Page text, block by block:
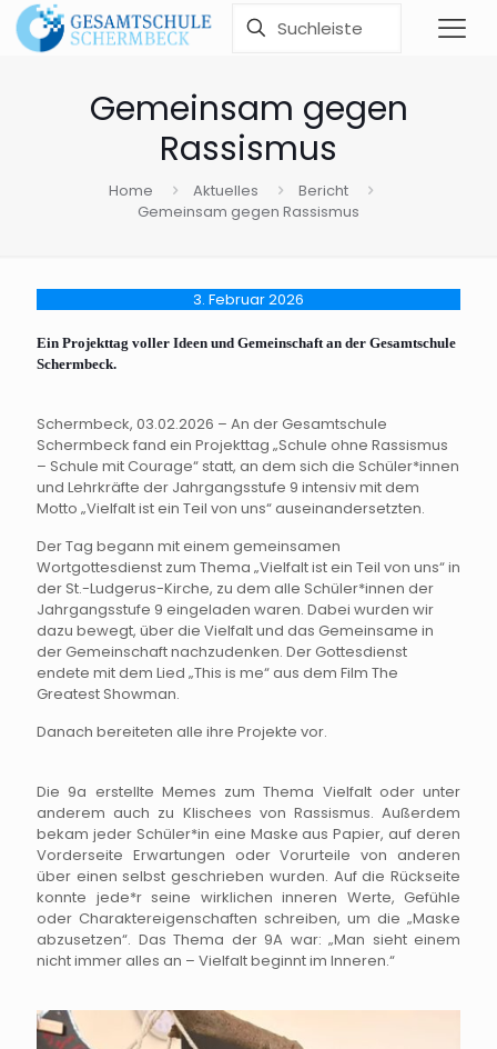
Gemeinsam gegen
Rassismus
Home Aktuelles
Bericht
Gemeinsam gegen Rassismus
3. Februar 2026
Ein Projekttag voller Ideen und Gemeinschaft an der Gesamtschule
Schermbeck.
Schermbeck, 03.02.2026 – An der Gesamtschule
Schermbeck fand ein Projekttag „Schule ohne Rassismus
– Schule mit Courage“ statt, an dem sich die Schüler*innen
und Lehrkräfte der Jahrgangsstufe 9 intensiv mit dem
Motto „Vielfalt ist ein Teil von uns“ auseinandersetzten.
Der Tag begann mit einem gemeinsamen
Wortgottesdienst zum Thema „Vielfalt ist ein Teil von uns“ in
der St.-Ludgerus-Kirche, zu dem alle Schüler*innen der
Jahrgangsstufe 9 eingeladen waren. Dabei wurden wir
dazu bewegt, über die Vielfalt und das Gemeinsame in
der Gemeinschaft nachzudenken. Der Gottesdienst
endete mit dem Lied „This is me“ aus dem Film The
Greatest Showman.
Danach bereiteten alle ihre Projekte vor.
Die 9a erstellte Memes zum Thema Vielfalt oder unter
anderem auch zu Klischees von Rassismus. Außerdem
bekam jeder Schüler*in eine Maske aus Papier, auf deren
Vorderseite Erwartungen oder Vorurteile von anderen
über einen selbst geschrieben wurden. Auf die Rückseite
konnte jede*r seine wirklichen inneren Werte, Gefühle
oder Charaktereigenschaften schreiben, um die „Maske
abzusetzen“. Das Thema der 9A war: „Man sieht einem
nicht immer alles an – Vielfalt beginnt im Inneren.“